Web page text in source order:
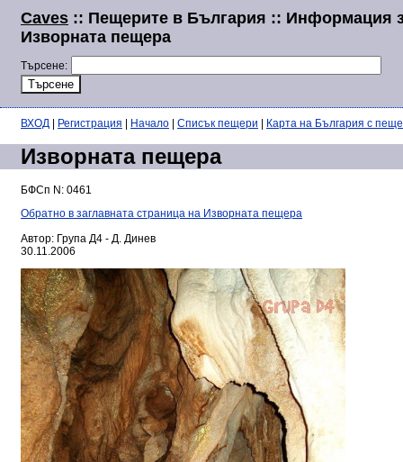
Caves :: Пещерите в България :: Информация
Изворната пещера
Търсене:
ВХОД Регистрация Начало Списък пещери Карта на България с
Изворната пещера
БФСп N: 0461
Обратно в заглавната страница на Изворната пещера
Автор: Група Д4 - Д. Динев
30.11.2006